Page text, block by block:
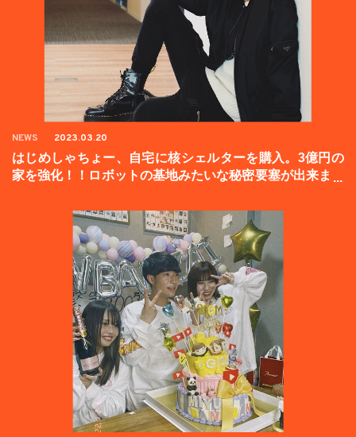
NEWS 2023.03.20
はじめしゃちょー、自宅に核シェルターを購入。3億円の
家を強化！！ロボットの基地みたいな秘密要塞が出来まし